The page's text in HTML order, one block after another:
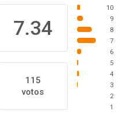
7.34
115
votos
10
9
8
7
6
5
4
3
2
1